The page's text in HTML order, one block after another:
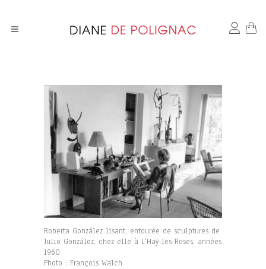
Roberta González lisant, entourée de sculptures de
Julio González, chez elle à L’Haÿ-les-Roses, années
1960
Photo : François Walch